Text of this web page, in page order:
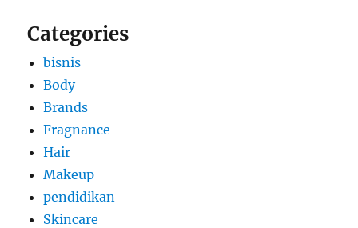
Categories
bisnis
Body
Brands
Fragnance
Hair
Makeup
pendidikan
Skincare